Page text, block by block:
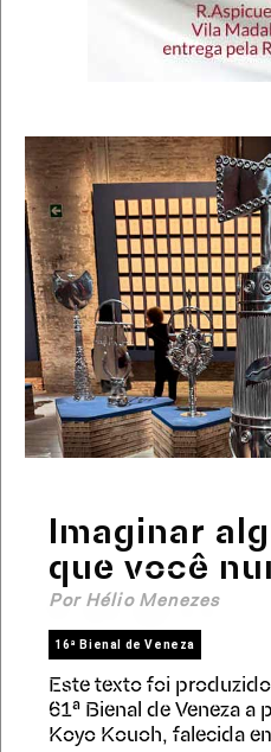
Imaginar
que você
Por Hélio Menezes
16ª Bienal de Veneza
Este texto foi
61ª Bienal de Veneza
Koyo Kouoh, falecida